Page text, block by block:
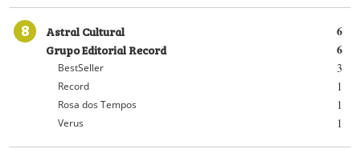
8 6
Astral Cultural
6
Grupo Editorial Record
3
BestSeller
1
Record
1
Rosa dos Tempos
1
Verus